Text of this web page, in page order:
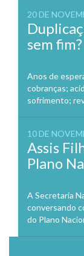
20 DE
sem fim?
Anos de
cobranças;
sofrimento;
10 DE
Assis
Plano
A Secretaria
conversando
do Plano